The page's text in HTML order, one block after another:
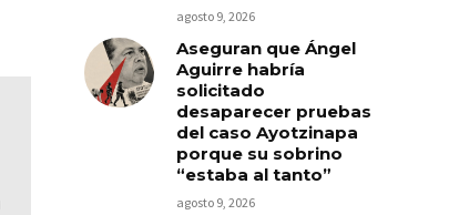
agosto 9, 2026
Aseguran que Ángel
Aguirre habría
solicitado
desaparecer pruebas
del caso Ayotzinapa
porque su sobrino
“estaba al tanto”
agosto 9, 2026